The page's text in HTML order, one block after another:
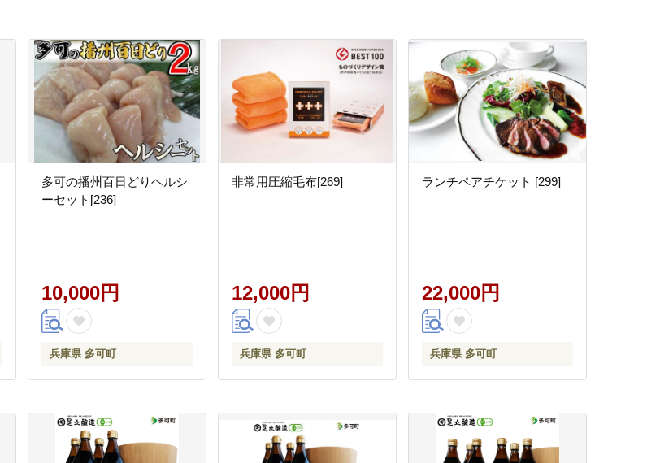
多可の播州百日どりヘルシ
ーセット[236]
10,000円
兵庫県 多可町
非常用圧縮毛布[269]
12,000円
兵庫県 多可町
ランチペアチケット [299]
22,000円
兵庫県 多可町